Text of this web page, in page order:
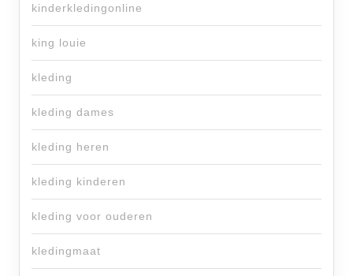
kinderkledingonline
king louie
kleding
kleding dames
kleding heren
kleding kinderen
kleding voor ouderen
kledingmaat